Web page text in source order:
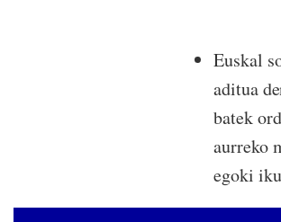
Euskal
aditua
batek
aurreko
egoki